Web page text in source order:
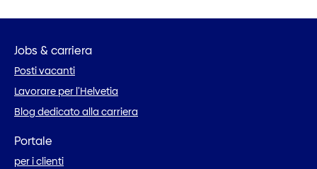
Jobs & carriera
Posti vacanti
Lavorare per l’Helvetia
Blog dedicato alla carriera
Portale
per i clienti